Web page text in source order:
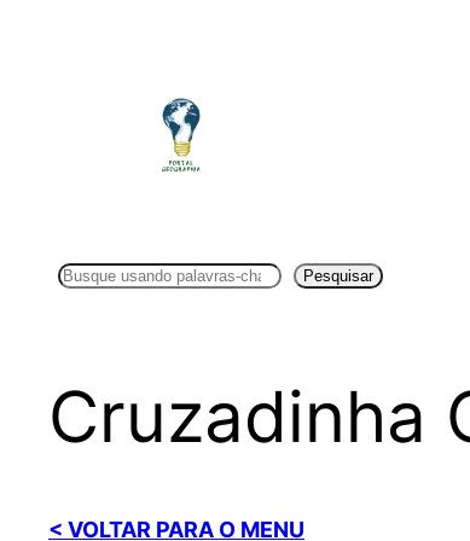
Pesquisar Pesquisar
Cruzadinha
< VOLTAR PARA O MENU